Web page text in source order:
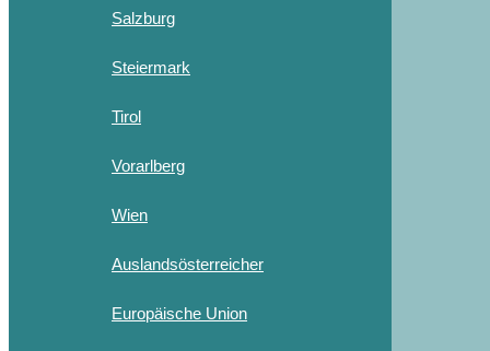
Salzburg
Steiermark
Tirol
Vorarlberg
Wien
Auslandsösterreicher
Europäische Union